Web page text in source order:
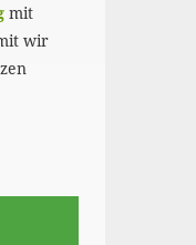
mit
wir